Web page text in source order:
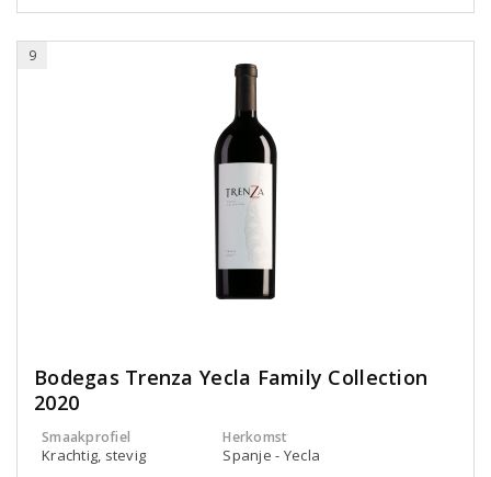
9
Bodegas Trenza Yecla Family Collection
2020
Smaakprofiel
Krachtig, stevig
Herkomst
Spanje - Yecla